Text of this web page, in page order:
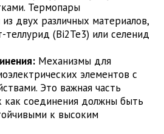
Термопары
из двух различных материалов,
теллурид (Bi2Te3) или селенид
Механизмы для
элементов с
Это важная часть
как соединения должны быть
к высоким